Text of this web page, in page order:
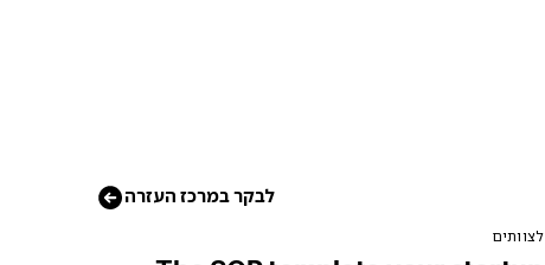
לבקר במרכז העזרה
לצוותים